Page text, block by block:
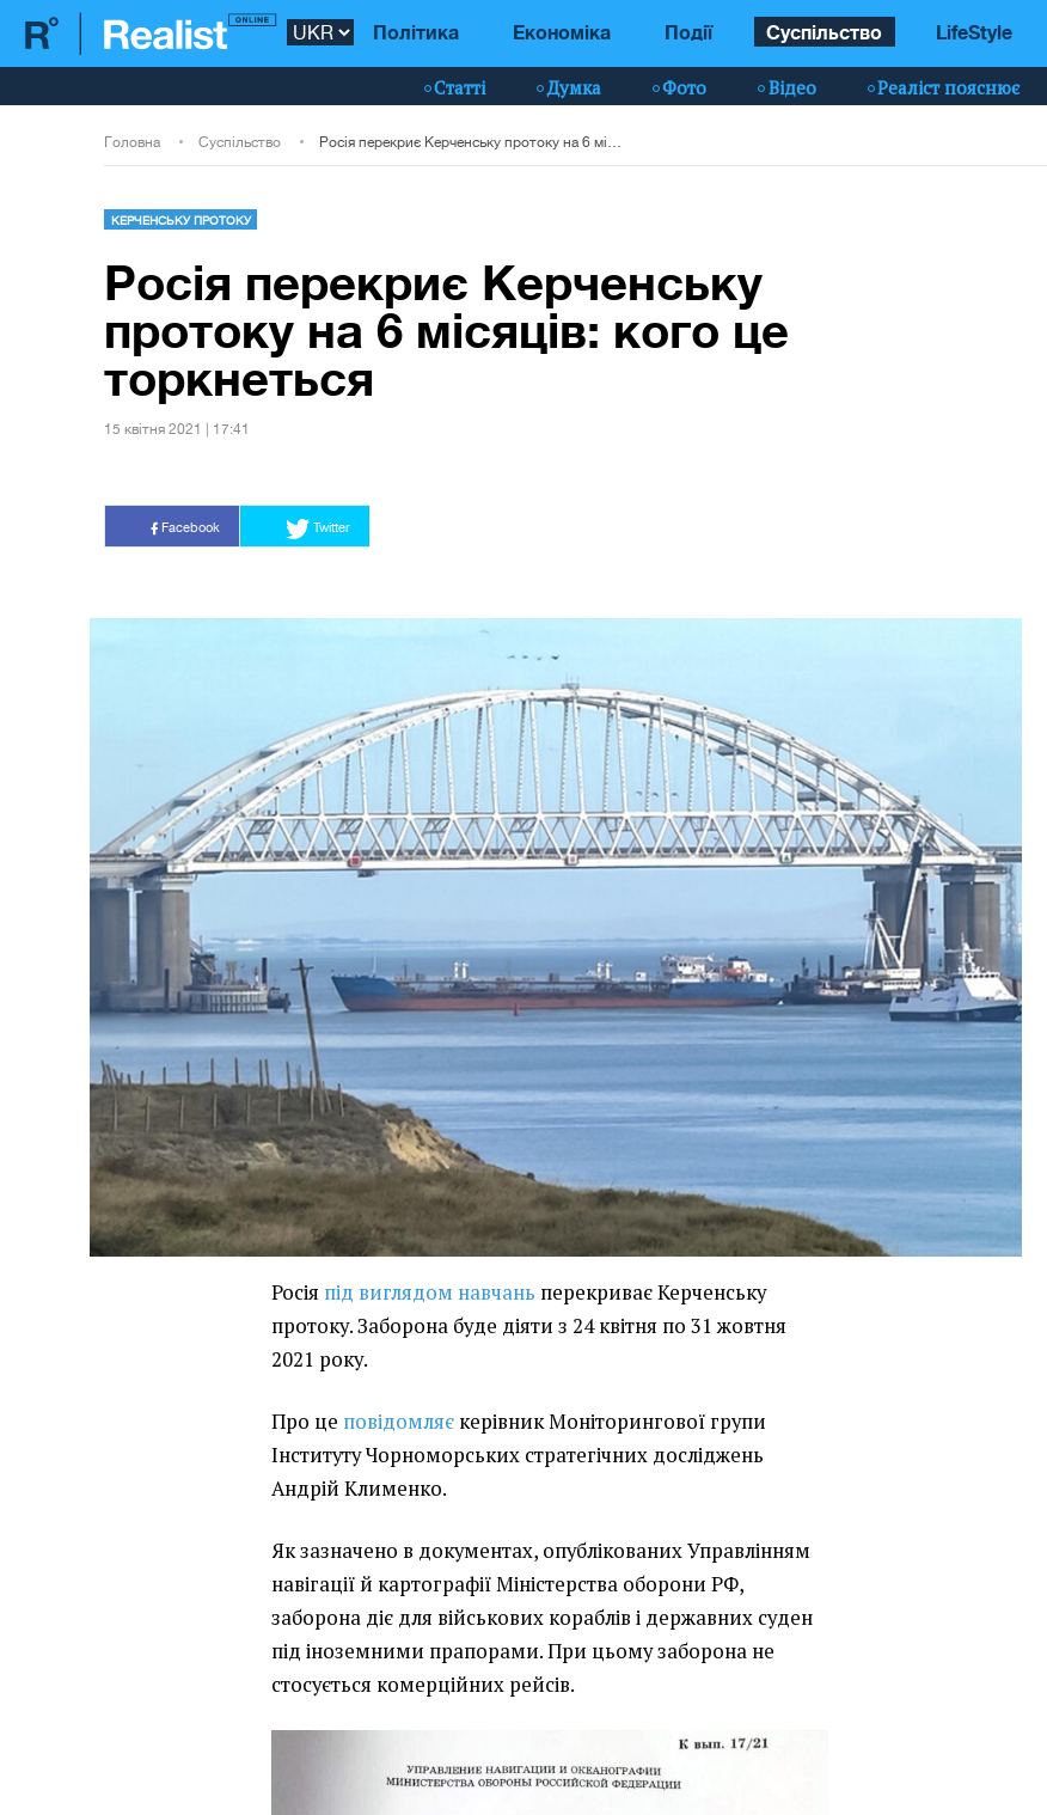
Політика Економіка Події Суспільство LifeStyle
Статті Думка Фото Відео Реаліст пояснює
Головна Суспільство
КЕРЧЕНСЬКУ ПРОТОКУ
Росія перекриє Керченську
протоку на 6 місяців: кого це
торкнеться
15 квiтня 2021 | 17:41
Facebook Twitter
Росія під виглядом навчань перекриває Керченську
протоку. Заборона буде діяти з 24 квітня по 31 жовтня
2021 року.
Про це повідомляє керівник Моніторингової групи
Інституту Чорноморських стратегічних досліджень
Андрій Клименко.
Як зазначено в документах, опублікованих Управлінням
навігації й картографії Міністерства оборони РФ,
заборона діє для військових кораблів і державних суден
під іноземними прапорами. При цьому заборона не
стосується комерційних рейсів.